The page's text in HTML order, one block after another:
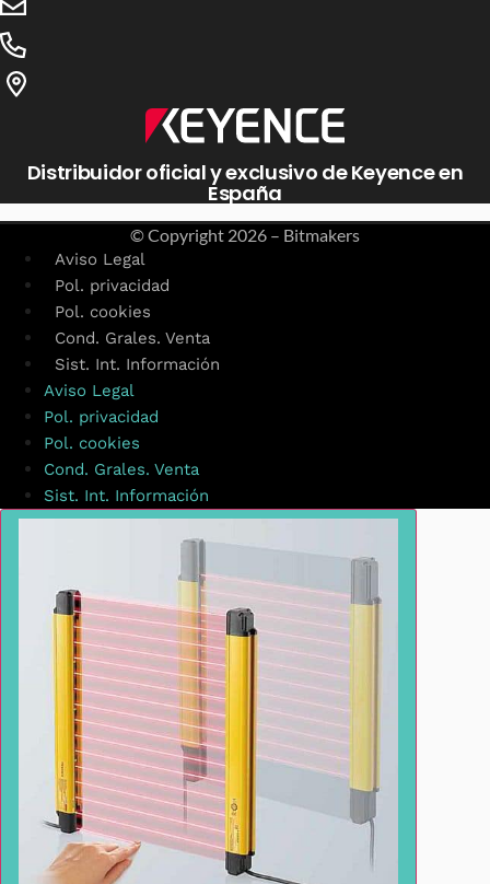
Distribuidor oficial y exclusivo de Keyence en
España
© Copyright 2026 – Bitmakers
Aviso Legal
Pol. privacidad
Pol. cookies
Cond. Grales. Venta
Sist. Int. Información
Aviso Legal
Pol. privacidad
Pol. cookies
Cond. Grales. Venta
Sist. Int. Información